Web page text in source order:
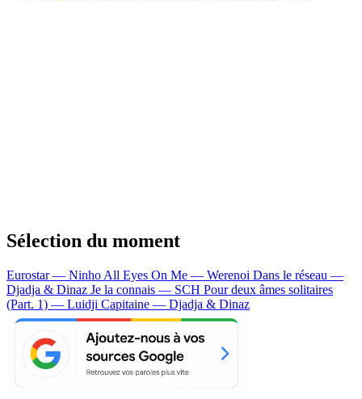
Sélection du moment
Eurostar — Ninho All Eyes On Me — Werenoi Dans le réseau —
Djadja & Dinaz Je la connais — SCH Pour deux âmes solitaires
(Part. 1) — Luidji Capitaine — Djadja & Dinaz